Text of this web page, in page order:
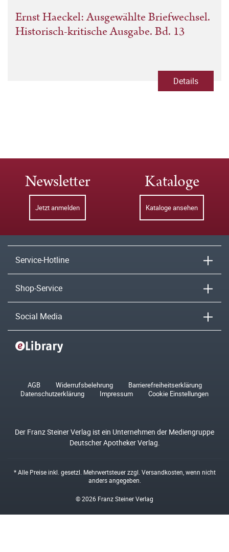
Ernst Haeckel: Ausgewählte Briefwechsel.
Historisch-kritische Ausgabe. Bd. 13
Details
Newsletter
Jetzt anmelden
Kataloge
Kataloge ansehen
Service-Hotline
Shop-Service
Social Media
AGB Widerrufsbelehrung
Barrierefreiheitserklärung
Datenschutzerklärung
Impressum Cookie Einstellungen
Der Franz Steiner Verlag ist ein Unternehmen der Mediengruppe
Deutscher Apotheker Verlag.
* Alle Preise inkl. gesetzl. Mehrwertsteuer zzgl. Versandkosten , wenn nicht
anders angegeben.
© 2026 Franz Steiner Verlag